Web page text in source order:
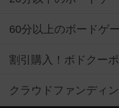
60分以上のボードゲ
割引購入！ボドクー
クラウドファンディ